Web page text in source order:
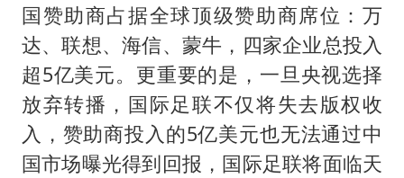
国赞助商占据全球顶级赞助商席位：万
达、联想、海信、蒙牛，四家企业总投入
超5亿美元。更重要的是，一旦央视选择
放弃转播，国际足联不仅将失去版权收
入，赞助商投入的5亿美元也无法通过中
国市场曝光得到回报，国际足联将面临天